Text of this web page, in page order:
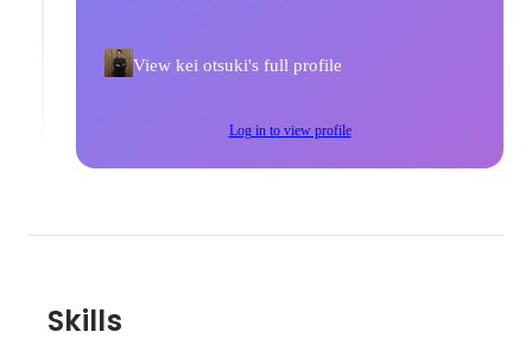
View kei otsuki's full profile
Log in to view profile
Skills